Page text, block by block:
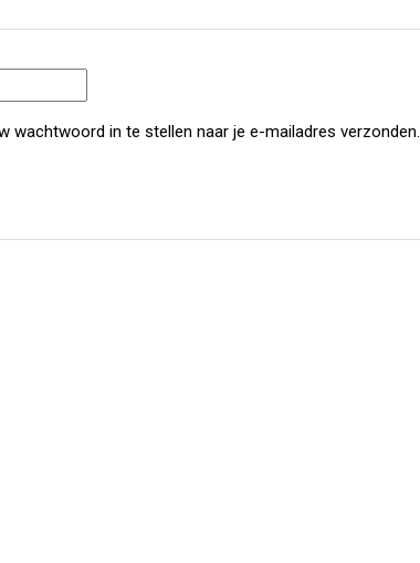
wachtwoord in te stellen naar je e-mailadres verzonden.